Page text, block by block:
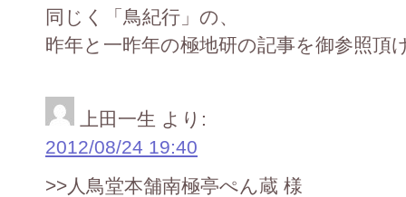
同じく「鳥紀行」の、
昨年と一昨年の極地研の記事を御参照頂
上田一生 より:
2012/08/24 19:40
>>人鳥堂本舗南極亭ぺん蔵 様